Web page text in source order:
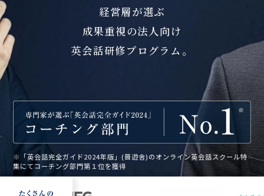
経営層が選ぶ
成果重視の法人向け
英会話研修プログラム。
※「英会話完全ガイド2024年版」(晋遊舎)のオンライン英会話スクール特
集にてコーチング部門第１位を獲得